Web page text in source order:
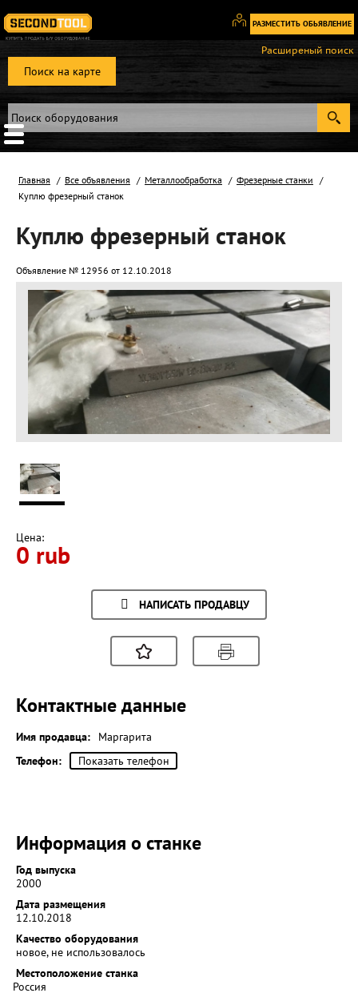
РАЗМЕСТИТЬ ОБЬЯВЛЕНИЕ
Вход
Регистрация
Поиск на карте
Расширеный поиск
Главная Все объявления Металлообработка
Фрезерные станки
Куплю фрезерный станок
Куплю фрезерный станок
Объявление № 12956 от 12.10.2018
Цена:
0 rub
НАПИСАТЬ ПРОДАВЦУ
Контактные данные
Имя продавца:
Маргарита
Телефон:
Показать телефон
Информация о станке
Год выпуска
2000
Дата размещения
12.10.2018
Качество оборудования
новое, не использовалось
Местоположение станка
Россия